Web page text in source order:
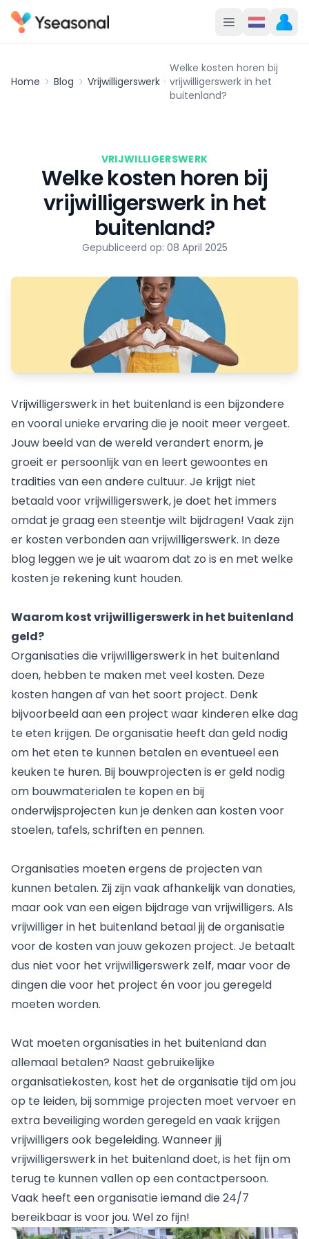
Home Blog Vrijwilligerswerk
Welke kosten horen bij
vrijwilligerswerk in het
buitenland?
VRIJWILLIGERSWERK
Welke kosten horen bij
vrijwilligerswerk in het
buitenland?
Gepubliceerd op: 08 April 2025
Vrijwilligerswerk in het buitenland is een bijzondere
en vooral unieke ervaring die je nooit meer vergeet.
Jouw beeld van de wereld verandert enorm, je
groeit er persoonlijk van en leert gewoontes en
tradities van een andere cultuur. Je krijgt niet
betaald voor vrijwilligerswerk, je doet het immers
omdat je graag een steentje wilt bijdragen! Vaak zijn
er kosten verbonden aan vrijwilligerswerk. In deze
blog leggen we je uit waarom dat zo is en met welke
kosten je rekening kunt houden.
Waarom kost vrijwilligerswerk in het buitenland
geld?
Organisaties die vrijwilligerswerk in het buitenland
doen, hebben te maken met veel kosten. Deze
kosten hangen af van het soort project. Denk
bijvoorbeeld aan een project waar kinderen elke dag
te eten krijgen. De organisatie heeft dan geld nodig
om het eten te kunnen betalen en eventueel een
keuken te huren. Bij bouwprojecten is er geld nodig
om bouwmaterialen te kopen en bij
onderwijsprojecten kun je denken aan kosten voor
stoelen, tafels, schriften en pennen.
Organisaties moeten ergens de projecten van
kunnen betalen. Zij zijn vaak afhankelijk van donaties,
maar ook van een eigen bijdrage van vrijwilligers. Als
vrijwilliger in het buitenland betaal jij de organisatie
voor de kosten van jouw gekozen project. Je betaalt
dus niet voor het vrijwilligerswerk zelf, maar voor de
dingen die voor het project én voor jou geregeld
moeten worden.
Wat moeten organisaties in het buitenland dan
allemaal betalen? Naast gebruikelijke
organisatiekosten, kost het de organisatie tijd om jou
op te leiden, bij sommige projecten moet vervoer en
extra beveiliging worden geregeld en vaak krijgen
vrijwilligers ook begeleiding. Wanneer jij
vrijwilligerswerk in het buitenland doet, is het fijn om
terug te kunnen vallen op een contactpersoon.
Vaak heeft een organisatie iemand die 24/7
bereikbaar is voor jou. Wel zo fijn!